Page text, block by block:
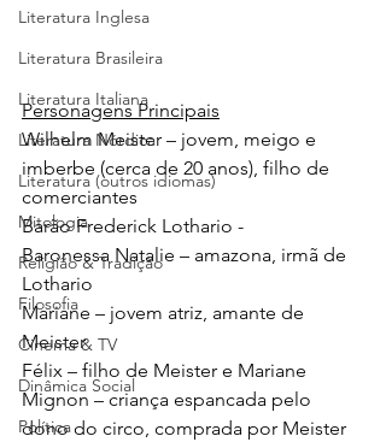
Literatura Inglesa
Literatura Brasileira
Literatura Italiana
Literatura Nórdica
Literatura (outros idiomas)
Mitologia
Religião & Tradição
Filosofia
Cinema & TV
Dinâmica Social
Política
Personagens Principais
Wilhelm Meister – jovem, meigo e
imberbe (cerca de 20 anos), filho de
comerciantes
Barão Frederick Lothario -
Baronessa Natalie – amazona, irmã de
Lothario
Mariane – jovem atriz, amante de
Meister
Félix – filho de Meister e Mariane
Mignon – criança espancada pelo
dono do circo, comprada por Meister